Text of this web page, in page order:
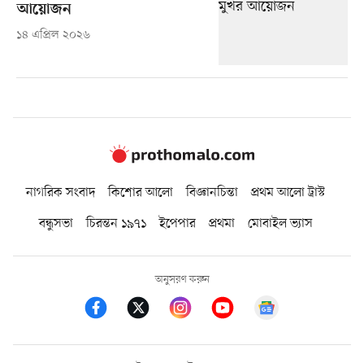
আয়োজন
১৪ এপ্রিল ২০২৬
নাগরিক সংবাদ কিশোর আলো বিজ্ঞানচিন্তা
প্রথম আলো ট্রাস্ট
বন্ধুসভা
চিরন্তন ১৯৭১ ইপেপার প্রথমা মোবাইল ভ্যাস
অনুসরণ করুন